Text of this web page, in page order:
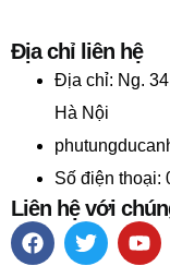
Địa chỉ liên hệ
Địa chỉ: Ng.
Hà Nội
Số điện thoại:
Liên hệ với